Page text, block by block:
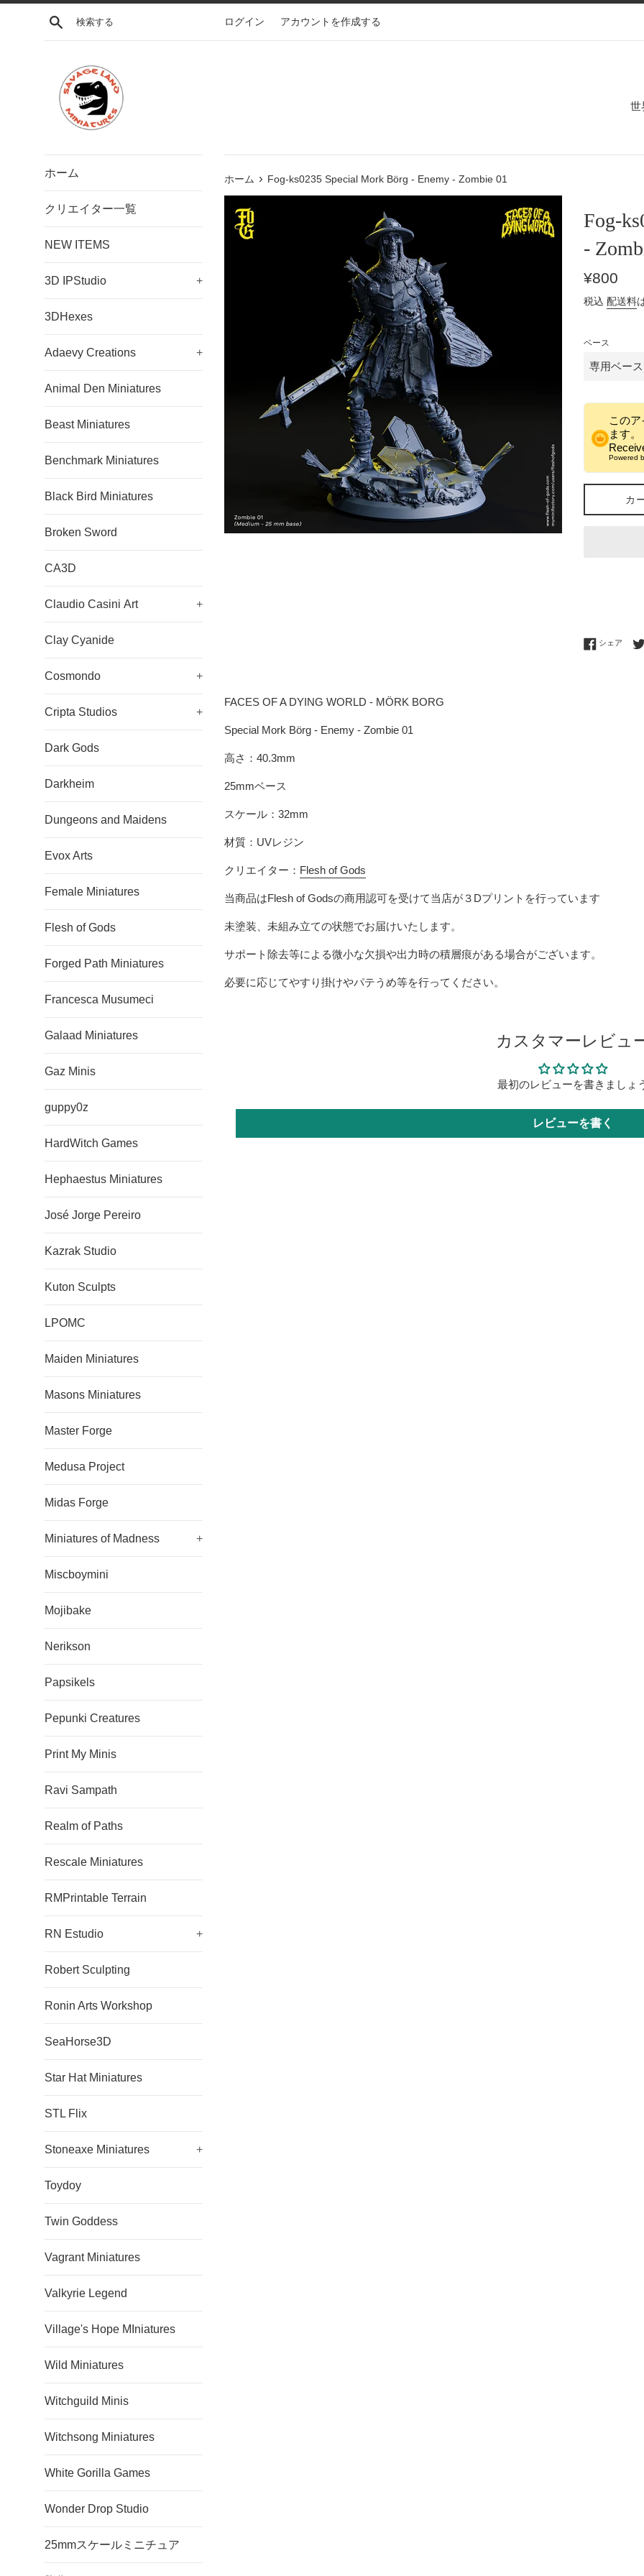
コ
検索する ログイン アカウントを作成する
世
ホーム
クリエイター一覧
NEW ITEMS
3D IPStudio +
3DHexes
Adaevy Creations +
Animal Den Miniatures
Beast Miniatures
Benchmark Miniatures
Black Bird Miniatures
Broken Sword
CA3D
Claudio Casini Art +
Clay Cyanide
Cosmondo +
Cripta Studios +
Dark Gods
Darkheim
Dungeons and Maidens
Evox Arts
Female Miniatures
Flesh of Gods
Forged Path Miniatures
Francesca Musumeci
Galaad Miniatures
Gaz Minis
guppy0z
HardWitch Games
Hephaestus Miniatures
José Jorge Pereiro
Kazrak Studio
Kuton Sculpts
LPOMC
Maiden Miniatures
Masons Miniatures
Master Forge
Medusa Project
Midas Forge
Miniatures of Madness +
Miscboymini
Mojibake
Nerikson
Papsikels
Pepunki Creatures
Print My Minis
Ravi Sampath
Realm of Paths
Rescale Miniatures
RMPrintable Terrain
RN Estudio +
Robert Sculpting
Ronin Arts Workshop
SeaHorse3D
Star Hat Miniatures
STL Flix
Stoneaxe Miniatures +
Toydoy
Twin Goddess
Vagrant Miniatures
Valkyrie Legend
Village's Hope MIniatures
Wild Miniatures
Witchguild Minis
Witchsong Miniatures
White Gorilla Games
Wonder Drop Studio
25mmスケールミニチュア
ホーム › Fog-ks0235 Special Mork Börg - Enemy - Zombie 01
Fog-
-
通
価
¥800
税込 配送料
ベース
この
ます。
Powered
カ
シェア
FACES OF A DYING WORLD - MÖRK BORG
Special Mork Börg - Enemy - Zombie 01
高さ ：40.3mm
25mmベース
スケール：32mm
材質：UVレジン
クリエイター： Flesh of Gods
当商品はFlesh of Godsの商用認可を受けて当店が３Dプリントを行っています
未塗装、未組み立ての状態でお届けいたします。
サポート除去等による微小な欠損や出力時の積層痕がある場合がございます。
必要に応じてやすり掛けやパテうめ等を行ってください。
カスタマーレビュ
最初のレビューを書きましょ
レビューを書く